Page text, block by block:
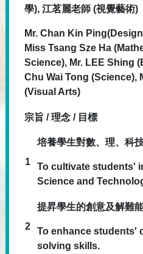
學), 江茗麗老師 (視覺藝術)
Mr. Chan Kin Ping
Miss Tsang Sze Ha
Science), Mr. LEE Shing
Chu Wai Tong (Science),
(Visual Arts)
宗旨 / 理念 / 目標
1
培養學生對數、理、科技
To cultivate students'
Science and
2
提昇學生的創意及解難能
To enhance students'
solving skills.